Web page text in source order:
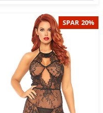
SPAR 20%